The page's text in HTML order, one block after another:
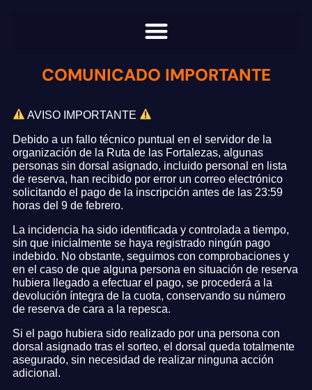
COMUNICADO IMPORTANTE
AVISO IMPORTANTE
Debido a un fallo técnico puntual en el servidor de la
organización de la Ruta de las Fortalezas, algunas
personas sin dorsal asignado, incluido personal en lista
de reserva, han recibido por error un correo electrónico
solicitando el pago de la inscripción antes de las 23:59
horas del 9 de febrero.
La incidencia ha sido identificada y controlada a tiempo,
sin que inicialmente se haya registrado ningún pago
indebido. No obstante, seguimos con comprobaciones y
en el caso de que alguna persona en situación de reserva
hubiera llegado a efectuar el pago, se procederá a la
devolución íntegra de la cuota, conservando su número
de reserva de cara a la repesca.
Si el pago hubiera sido realizado por una persona con
dorsal asignado tras el sorteo, el dorsal queda totalmente
asegurado, sin necesidad de realizar ninguna acción
adicional.